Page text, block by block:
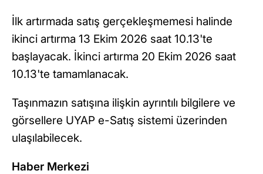
İlk artırmada satış gerçekleşmemesi halinde
ikinci artırma 13 Ekim 2026 saat 10.13'te
başlayacak. İkinci artırma 20 Ekim 2026 saat
10.13'te tamamlanacak.
Taşınmazın satışına ilişkin ayrıntılı bilgilere ve
görsellere UYAP e-Satış sistemi üzerinden
ulaşılabilecek.
Haber Merkezi